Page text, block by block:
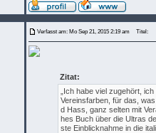
Verfasst am: Mo Sep 21, 2015 2:19 am Titel:
Zitat:
„Ich habe viel zugehört,
Vereinsfarben, für das,
d Hass, ganz selten mit
hes Buch über die Ultras
ste Einblicknahme in die